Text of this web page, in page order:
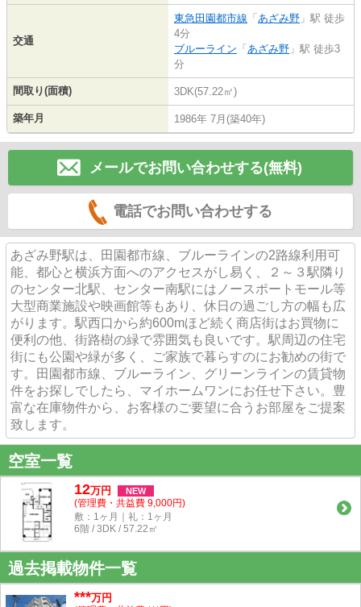
交通
東急田園都市線 「 あざみ野 」駅 徒歩
4分
ブルーライン 「 あざみ野 」駅 徒歩3
分
間取り(面積) 3DK(57.22㎡)
築年月 1986年 7月(築40年)
メールでお問い合わせする(無料)
電話でお問い合わせする
あざみ野駅は、田園都市線、ブルーラインの2路線利用可
能、都心と横浜方面へのアクセスがし易く、２～３駅隣り
のセンター北駅、センター南駅にはノースポートモール等
大型商業施設や映画館等もあり、休日の過ごし方の幅も広
がります。駅西口から約600mほど続く商店街はお買物に
便利の他、街路樹の緑で雰囲気も良いです。駅周辺の住宅
街にも公園や緑が多く、ご家族で暮らすのにお勧めの街で
す。田園都市線、ブルーライン、グリーンラインの賃貸物
件をお探しでしたら、マイホームワンにお任せ下さい。豊
富な在庫物件から、お客様のご要望に合うお部屋をご提案
致します。
空室一覧
12万円 NEW
(管理費・共益費 9,000円)
敷：1ヶ月｜礼：1ヶ月
6階 / 3DK / 57.22㎡
過去掲載物件一覧
***万円